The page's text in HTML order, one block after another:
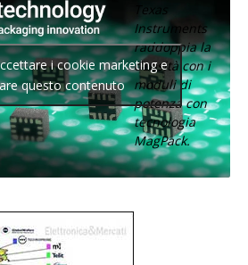
Texas
Instruments
raddoppia la
densità con i
moduli di
potenza con
tecnologia
MagPack.
i cookie marketing e
questo contenuto